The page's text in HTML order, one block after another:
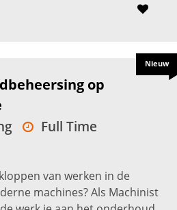
op
Full Time
van werken in de
machines? Als Machinist
Nieuw